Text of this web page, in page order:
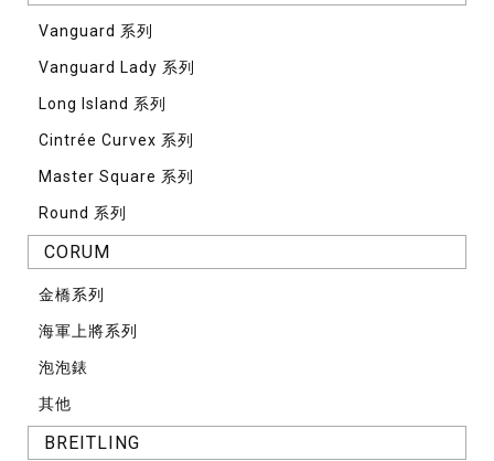
Vanguard 系列
Vanguard Lady 系列
Long Island 系列
Cintrée Curvex 系列
Master Square 系列
Round 系列
CORUM
⾦橋系列
海軍上將系列
泡泡錶
其他
BREITLING